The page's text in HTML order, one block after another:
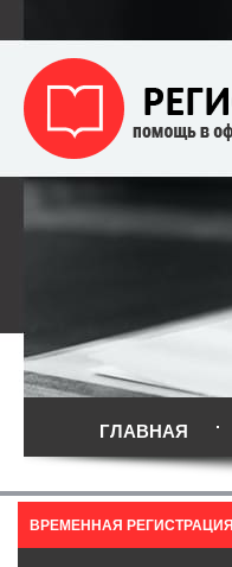
ГЛАВНАЯ
ВРЕМЕННАЯ РЕГИСТРАЦИЯ